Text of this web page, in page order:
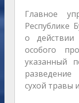
Главное
Республике
о действии
особого
указанный
сухой травы